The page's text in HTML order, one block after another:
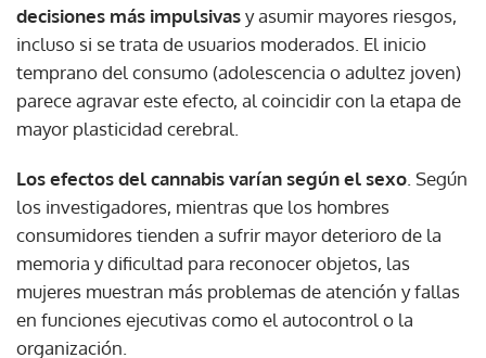
decisiones más impulsivasy asumir mayores riesgos,
incluso si se trata de usuarios moderados. El inicio
temprano del consumo (adolescencia o adultez joven)
parece agravar este efecto, al coincidir con la etapa de
mayor plasticidad cerebral.
Los efectos del cannabis varían según el sexo . Según
los investigadores, mientras que los hombres
consumidores tienden a sufrir mayor deterioro de la
memoria y dificultad para reconocer objetos, las
mujeres muestran más problemas de atención y fallas
en funciones ejecutivas como el autocontrol o la
organización.